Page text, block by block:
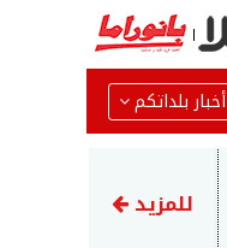
أخبار بلداتكم
الرئيس الإيراني بزشكيان:
للمزيد